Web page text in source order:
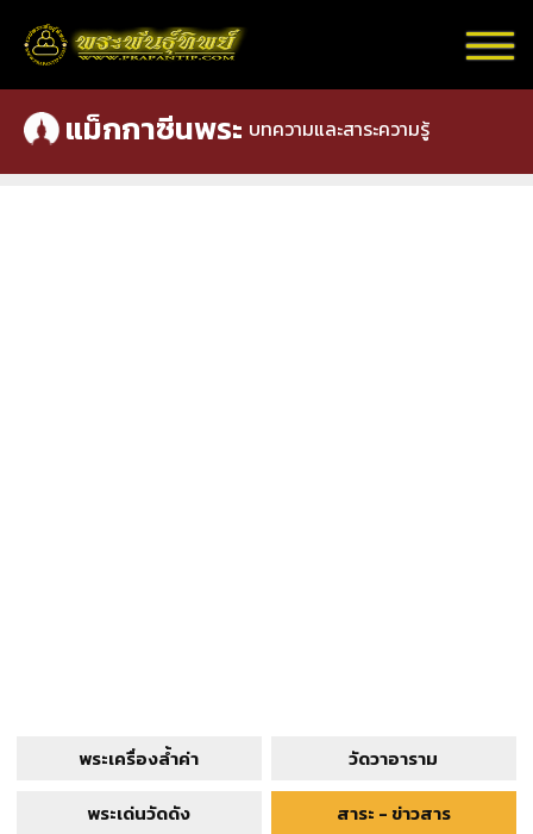
แม็กกาซีนพระ บทความและสาระความรู้
พระเครื่องล้ำค่า
วัดวาอาราม
พระเด่นวัดดัง
สาระ - ข่าวสาร